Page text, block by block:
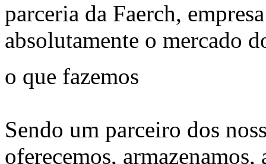
parceria da Faerch,
absolutamente o mercado
o que fazemos
Sendo um parceiro dos
oferecemos, armazenamos,